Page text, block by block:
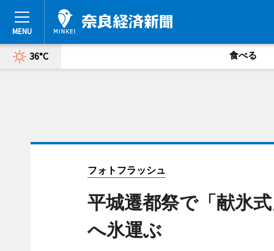
36°C 食べる
フォトフラッシュ
平城遷都祭で「献氷
へ氷運ぶ